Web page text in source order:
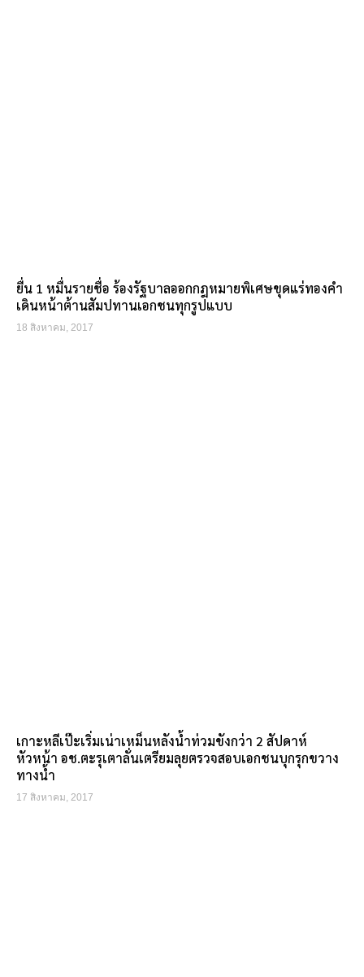
ยื่น 1 หมื่นรายชื่อ ร้องรัฐบาลออกกฎหมายพิเศษขุดแร่ทองคำ
เดินหน้าต้านสัมปทานเอกชนทุกรูปแบบ
18 สิงหาคม, 2017
เกาะหลีเป๊ะเริ่มเน่าเหม็นหลังน้ำท่วมขังกว่า 2 สัปดาห์
หัวหน้า อช.ตะรุเตาลั่นเตรียมลุยตรวจสอบเอกชนบุกรุกขวาง
ทางน้ำ
17 สิงหาคม, 2017